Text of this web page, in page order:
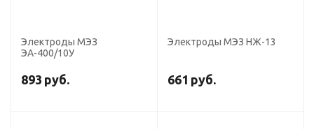
Электроды МЭЗ
ЭА-400/10У
893 руб.
Электроды МЭЗ НЖ-13
661 руб.